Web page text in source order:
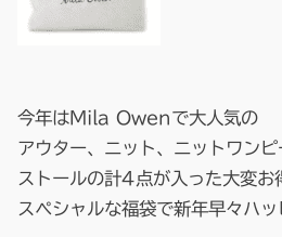
今年はMila Owenで大人気の
アウター、ニット、ニットワンピ
ストールの計4点が入った大変お
スペシャルな福袋で新年早々ハ